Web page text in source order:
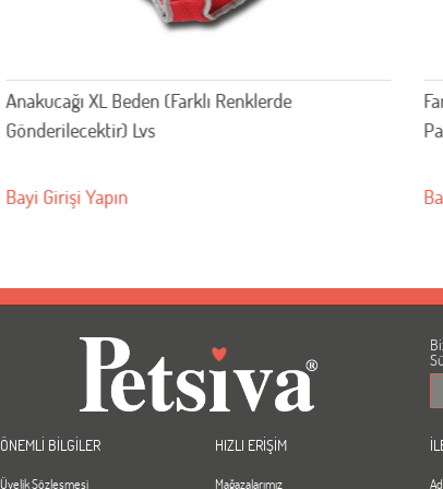
Anakucağı XL Beden (Farklı Renklerde
Gönderilecektir) Lvs
Bayi Girişi Yapın
ÖNEMLİ BİLGİLER
Üyelik Sözleşmesi
HIZLI ERİŞİM
Mağazalarımız